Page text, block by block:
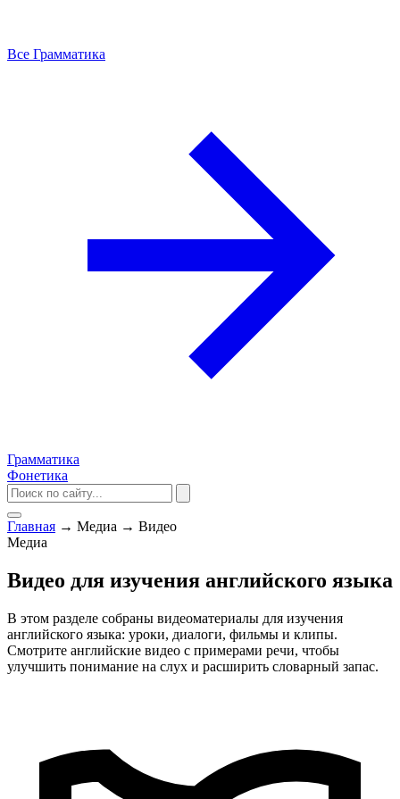
Все Грамматика
Грамматика
Фонетика
Главная → Медиа → Видео
Медиа
Видео для изучения английского языка
В этом разделе собраны видеоматериалы для изучения
английского языка: уроки, диалоги, фильмы и клипы.
Смотрите английские видео с примерами речи, чтобы
улучшить понимание на слух и расширить словарный запас.